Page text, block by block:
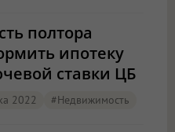
полтора
ипотеку
ставки ЦБ
2022 #Недвижимость